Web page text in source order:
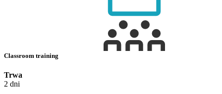
Classroom training
Trwa
2 dni